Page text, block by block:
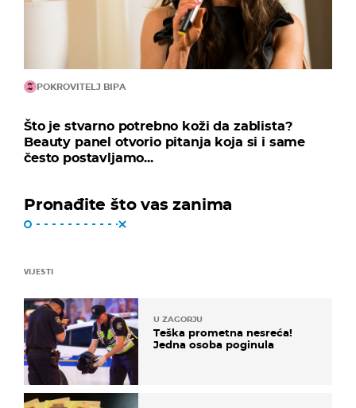
POKROVITELJ BIPA
Što je stvarno potrebno koži da zablista?
Beauty panel otvorio pitanja koja si i same
često postavljamo...
Pronađite što vas zanima
VIJESTI
U ZAGORJU
Teška prometna nesreća!
Jedna osoba poginula